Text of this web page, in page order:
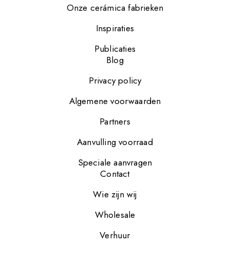
Onze cerámica fabrieken
Inspiraties
Publicaties
Blog
Privacy policy
Algemene voorwaarden
Partners
Aanvulling voorraad
Speciale aanvragen
Contact
Wie zijn wij
Wholesale
Verhuur